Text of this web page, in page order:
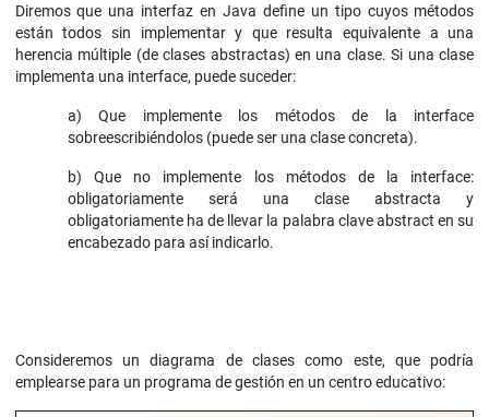
Diremos que una interfaz en Java define un tipo cuyos métodos
están todos sin implementar y que resulta equivalente a una
herencia múltiple (de clases abstractas) en una clase. Si una clase
implementa una interface, puede suceder:
a) Que implemente los métodos de la interface
sobreescribiéndolos (puede ser una clase concreta).
b) Que no implemente los métodos de la interface:
obligatoriamente será una clase abstracta y
obligatoriamente ha de llevar la palabra clave abstract en su
encabezado para así indicarlo.
Consideremos un diagrama de clases como este, que podría
emplearse para un programa de gestión en un centro educativo: